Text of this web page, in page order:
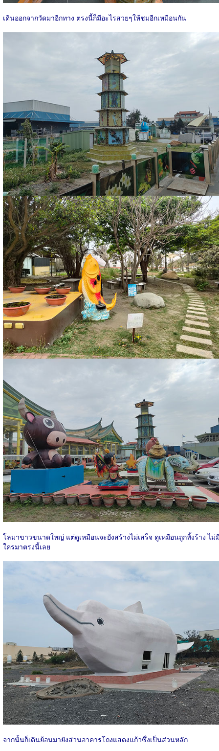
เดินออกจากวัดมาอีกทาง ตรงนี้ก็มีอะไรสวยๆให้ชมอีกเหมือนกัน
โลมาขาวขนาดใหญ่ แต่ดูเหมือนจะยังสร้างไม่เสร็จ ดูเหมือนถูกทิ้งร้าง ไม่
ใครมาตรงนี้เลย
จากนั้นก็เดินย้อนมายังส่วนอาคารโถงแสดงแก้วซึ่งเป็นส่วนหลัก